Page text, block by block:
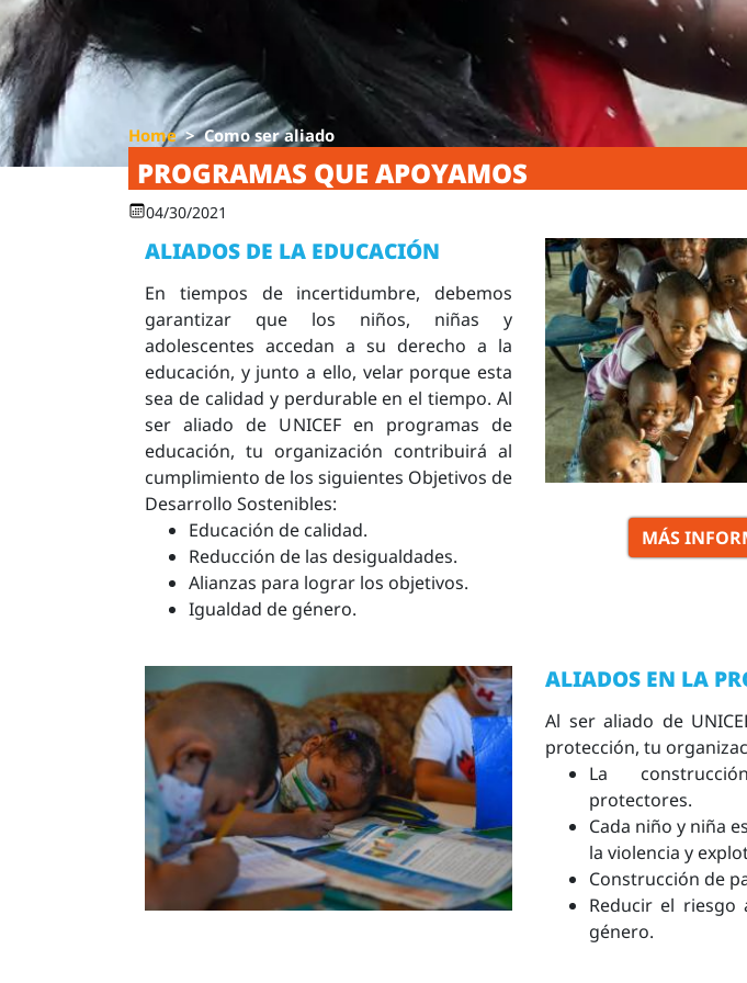
Home Como ser aliado
PROGRAMAS QUE APOYAMOS
04/30/2021
ALIADOS DE LA EDUCACIÓN
En tiempos de incertidumbre, debemos
garantizar que los niños, niñas y
adolescentes accedan a su derecho a la
educación, y junto a ello, velar porque esta
sea de calidad y perdurable en el tiempo. Al
ser aliado de UNICEF en programas de
educación, tu organización contribuirá al
cumplimiento de los siguientes Objetivos de
Desarrollo Sostenibles:
Educación de calidad.
Reducción de las desigualdades.
Alianzas para lograr los objetivos.
Igualdad de género.
MÁS
ALIADOS EN LA
Al ser aliado de
protección, tu
La
protectores.
Cada niño y niña
la violencia y
Construcción de
Reducir el riesgo
género.